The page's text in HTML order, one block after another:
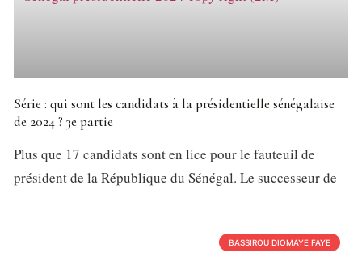
Série : qui sont les candidats à la présidentielle sénégalaise
de 2024 ? 3e partie
Plus que 17 candidats sont en lice pour le fauteuil de
président de la République du Sénégal. Le successeur de
BASSIROU DIOMAYE FAYE